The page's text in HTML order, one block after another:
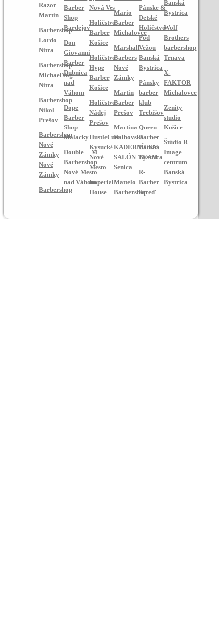
Razor
Martin
Barbershop
Lordo
Nitra
Barbershop
MichaelVag
Nitra
Barbershop
Nikol
Prešov
Barbershop
Nové
Zámky
Nové
Zámky
Barbershop
Barber
Shop
Bardejov
Don
Giovanni
Barber
Dubnica
nad
Váhom
Dope
Barber
Shop
Malacky
Double M
Barbershop
Nové Mesto
nad Váhom
Nová Ves
Holičstvo
Barber
Košice
Holičstvo
Hype
Barber
Košice
Holičstvo
Nádej
Prešov
HustleCuts
Kysucké
Nové
Mesto
Imperial
House
Mario
Barber
Michalovce
Marshall
Barbers
Nové
Zámky
Martin
Barber
Prešov
Martina
Ralbovská -
KADERNÍCKY
SALÓN TEAM
Senica
Mattelo
Barbershop
Pánske &
Detské
Holičstvo
Pod
Vežou
Banská
Bystrica
Pánsky
barber
klub
Trebišov
Queen
Barber
Banská
Bystrica
R-
Barber
Sereď
Banská
Bystrica
Wolf
Brothers
barbershop
Trnava
X-
FAKTOR
Michalovce
Zenity
studio
Košice
Štúdio R
Image
centrum
Banská
Bystrica